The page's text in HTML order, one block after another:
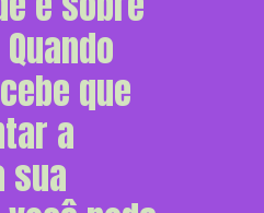
que
a
sua